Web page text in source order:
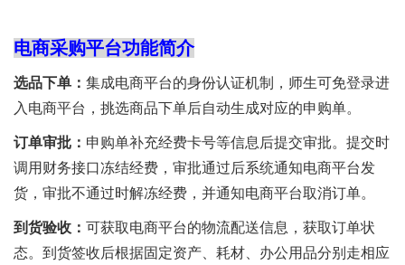
电商采购平台功能简介
选品下单： 集成电商平台的身份认证机制，师生可免登录进
入电商平台，挑选商品下单后自动生成对应的申购单。
订单审批： 申购单补充经费卡号等信息后提交审批。提交时
调用财务接口冻结经费，审批通过后系统通知电商平台发
货，审批不通过时解冻经费，并通知电商平台取消订单。
到货验收： 可获取电商平台的物流配送信息，获取订单状
态。到货签收后根据固定资产、耗材、办公用品分别走相应